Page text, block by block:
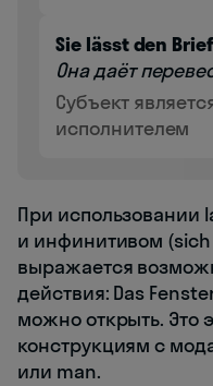
Sie lässt den
Она даёт
Субъект
исполнителем
При использовании
и инфинитивом
выражается
действия: Das
можно открыть. Это
конструкциям с
или man.